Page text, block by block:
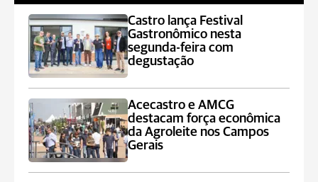
Castro lança Festival
Gastronômico nesta
segunda-feira com
degustação
Acecastro e AMCG
destacam força econômica
da Agroleite nos Campos
Gerais